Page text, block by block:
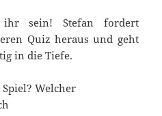
ihr sein! Stefan fordert
Quiz heraus und geht
in die Tiefe.
Welcher